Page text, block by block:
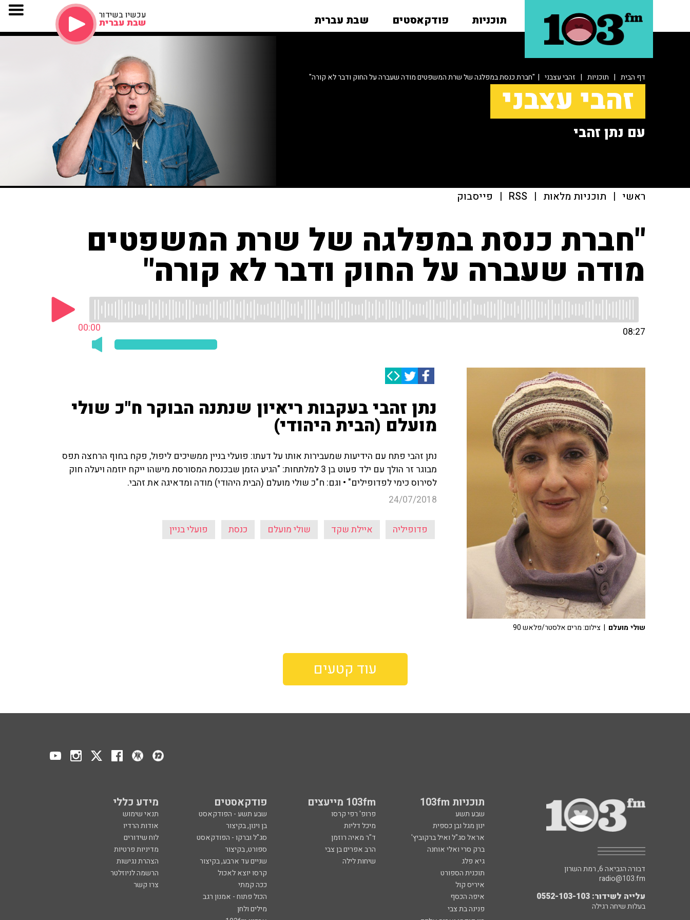
תוכניות פודקאסטים שבת עברית עכשיו בשידור
שבת עברית
דף הבית | תוכניות | זהבי עצבני | "חברת כנסת במפלגה של שרת המשפטים מודה שעברה על החוק ודבר לא קורה"
זהבי עצבני
עם נתן זהבי
ראשי | תוכניות מלאות |
RSS
| פייסבוק
"חברת כנסת במפלגה של שרת המשפטים
מודה שעברה על החוק ודבר לא קורה"
00:00 08:27
נתן זהבי בעקבות ריאיון שנתנה הבוקר ח"כ שולי
מועלם (הבית היהודי)
נתן זהבי פתח עם הידיעות שמעבירות אותו על דעתו: פועלי בניין ממשיכים ליפול, פקח בחוף הרחצה תפס
מבוגר זר הולך עם ילד פעוט בן 3 למלתחות: "הגיע הזמן שבכנסת המסורסת מישהו ייקח יוזמה ויעלה חוק
לסירוס כימי לפדופילים" • וגם: ח"כ שולי מועלם (הבית היהודי) מודה ומדאיגה את זהבי.
24/07/2018
פדופיליה איילת שקד שולי מועלם כנסת פועלי בניין
שולי מועלם | צילום: מרים אלסטר/פלאש 90
עוד קטעים
תוכניות 103fm 103fm מייעצים פודקאסטים מידע כללי
שבע תשע פרופ' רפי קרסו שבע תשע - הפודקאסט
תנאי שימוש
ינון מגל ובן כספית
מיכל דליות בן וינון, בקיצור
אודות הרדיו
אראל סג"ל ואיל ברקוביץ'
ד"ר מאיה רוזמן סג"ל וברקו - הפודקאסט
לוח שידורים
ברק סרי ואלי אוחנה
הרב אפרים בן צבי ספורט, בקיצור
מדיניות פרטיות
גיא פלג
שיחות לילה שניים עד ארבע, בקיצור
הצהרת נגישות
תוכנית הספורט
קרסו יוצא לאכול
הרשמה לניוזלטר
איריס קול
ככה קמתי
צרו קשר
איפה הכסף
הכול פתוח - אמנון רגב
פנינה בת צבי
מילים ולחן
דבורה הנביאה 6, רמת השרון
radio@103.fm
עלייה לשידור: 0552-103-103
בעלות שיחה רגילה